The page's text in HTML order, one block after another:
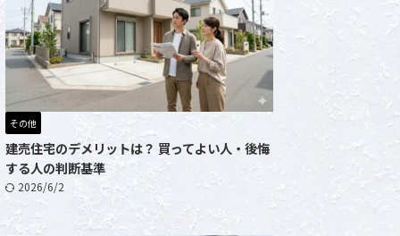
その他
建売住宅のデメリットは？ 買ってよい人・後悔
する人の判断基準
2026/6/2